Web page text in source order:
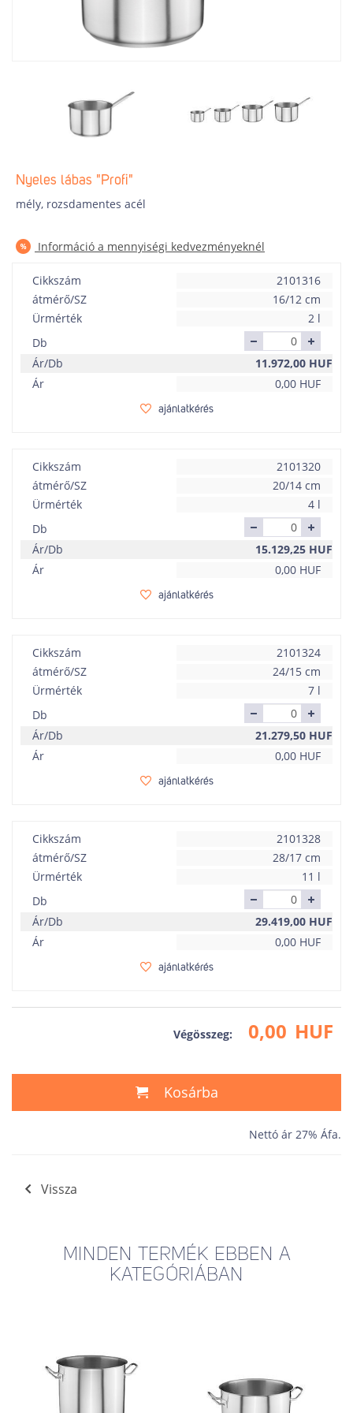
Nyeles lábas "Profi"
mély, rozsdamentes acél
Információ a mennyiségi kedvezményeknél
Cikkszám
2101316
átmérő/SZ
16/12 cm
Ürmérték
2 l
Db
Ár/Db
11.972,00 HUF
Ár
0,00 HUF
ajánlatkérés
Cikkszám
2101320
átmérő/SZ
20/14 cm
Ürmérték
4 l
Db
Ár/Db
15.129,25 HUF
Ár
0,00 HUF
ajánlatkérés
Cikkszám
2101324
átmérő/SZ
24/15 cm
Ürmérték
7 l
Db
Ár/Db
21.279,50 HUF
Ár
0,00 HUF
ajánlatkérés
Cikkszám
2101328
átmérő/SZ
28/17 cm
Ürmérték
11 l
Db
Ár/Db
29.419,00 HUF
Ár
0,00 HUF
ajánlatkérés
Végösszeg: 0,00 HUF
Kosárba
Nettó ár 27% Áfa.
Vissza
MINDEN TERMÉK EBBEN A
KATEGÓRIÁBAN